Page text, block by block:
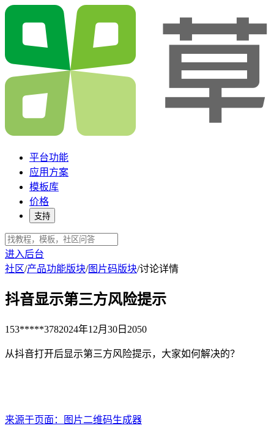
平台功能
应用方案
模板库
价格
支持
进入后台
社区/产品功能版块/图片码版块/讨论详情
抖音显示第三方风险提示
153*****3782024年12月30日 2050
从抖音打开后显示第三方风险提示，大家如何解决的？
来源于页面 ：
图片二维码生成器